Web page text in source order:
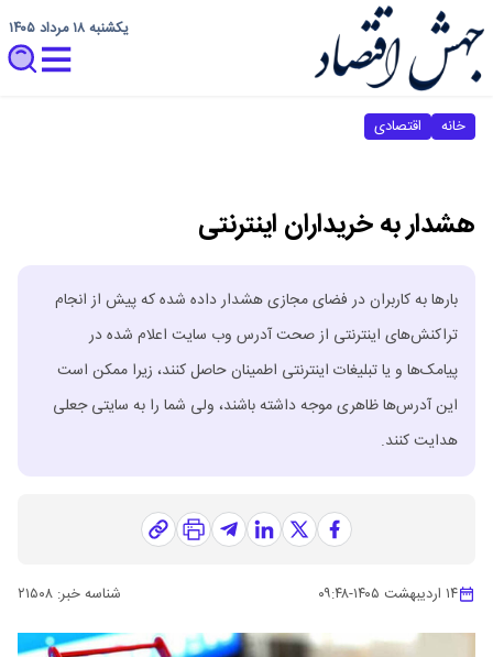
یکشنبه ۱۸ مرداد ۱۴۰۵
خانه اقتصادی
هشدار به خریداران اینترنتی
بارها به کاربران در فضای مجازی هشدار داده شده که پیش از انجام
تراکنش‌های اینترنتی از صحت آدرس وب سایت اعلام شده در
پیامک‌ها و یا تبلیغات اینترنتی اطمینان حاصل کنند، زیرا ممکن است
این آدرس‌ها ظاهری موجه داشته باشند، ولی شما را به سایتی جعلی
هدایت کنند.
۱۴ اردیبهشت ۱۴۰۵ -۰۹:۴۸ شناسه خبر: ۲۱۵۰۸